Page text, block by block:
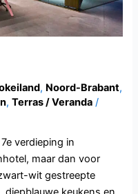
, Noord-Brabant,
,Terras / Veranda /
verdieping in
maar dan voor
wit gestreepte